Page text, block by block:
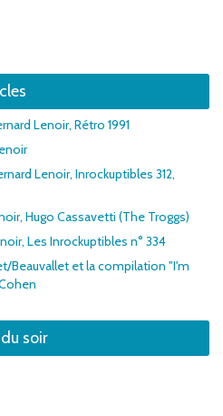
Lenoir, Rétro 1991
Lenoir, Inrockuptibles 312,
Hugo Cassavetti (The Troggs)
Les Inrockuptibles n° 334
Beauvallet et la compilation "I'm
soir